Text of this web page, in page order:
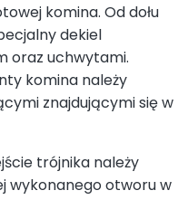
komina. Od dołu
dekiel
oraz uchwytami.
komina należy
znajdującymi się w
trójnika należy
wykonanego otworu w